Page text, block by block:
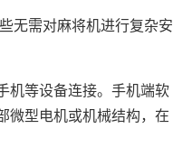
无需对麻将机进行复杂安
机等设备连接。手机端软
微型电机或机械结构，在